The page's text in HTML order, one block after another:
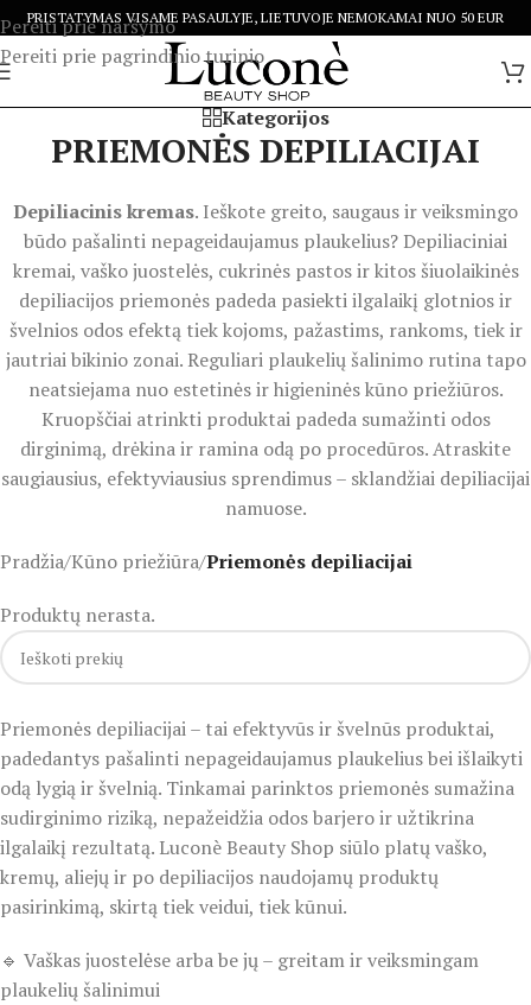
Pereiti prie naršymo
Pereiti prie pagrindinio turinio
PRISTATYMAS VISAME PASAULYJE, LIETUVOJE NEMOKAMAI NUO 50 EUR
Kategorijos
PRIEMONĖS DEPILIACIJAI
Depiliacinis kremas. Ieškote greito, saugaus ir veiksmingo
būdo pašalinti nepageidaujamus plaukelius? Depiliaciniai
kremai, vaško juostelės, cukrinės pastos ir kitos šiuolaikinės
depiliacijos priemonės padeda pasiekti ilgalaikį glotnios ir
švelnios odos efektą tiek kojoms, pažastims, rankoms, tiek ir
jautriai bikinio zonai. Reguliari plaukelių šalinimo rutina tapo
neatsiejama nuo estetinės ir higieninės kūno priežiūros.
Kruopščiai atrinkti produktai padeda sumažinti odos
dirginimą, drėkina ir ramina odą po procedūros. Atraskite
saugiausius, efektyviausius sprendimus – sklandžiai depiliacijai
namuose.
Pradžia/Kūno priežiūra/Priemonės depiliacijai
Produktų nerasta.
Priemonės depiliacijai – tai efektyvūs ir švelnūs produktai,
padedantys pašalinti nepageidaujamus plaukelius bei išlaikyti
odą lygią ir švelnią. Tinkamai parinktos priemonės sumažina
sudirginimo riziką, nepažeidžia odos barjero ir užtikrina
ilgalaikį rezultatą. Luconè Beauty Shop siūlo platų vaško,
kremų, aliejų ir po depiliacijos naudojamų produktų
pasirinkimą, skirtą tiek veidui, tiek kūnui.
🔹 Vaškas juostelėse arba be jų – greitam ir veiksmingam
plaukelių šalinimui